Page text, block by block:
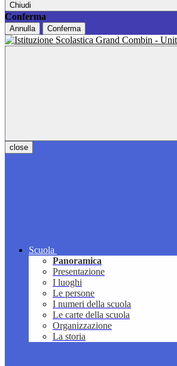
Chiudi
Conferma
Annulla Conferma
close
Scuola
Panoramica
Presentazione
I luoghi
Le persone
I numeri della scuola
Le carte della scuola
Organizzazione
La storia